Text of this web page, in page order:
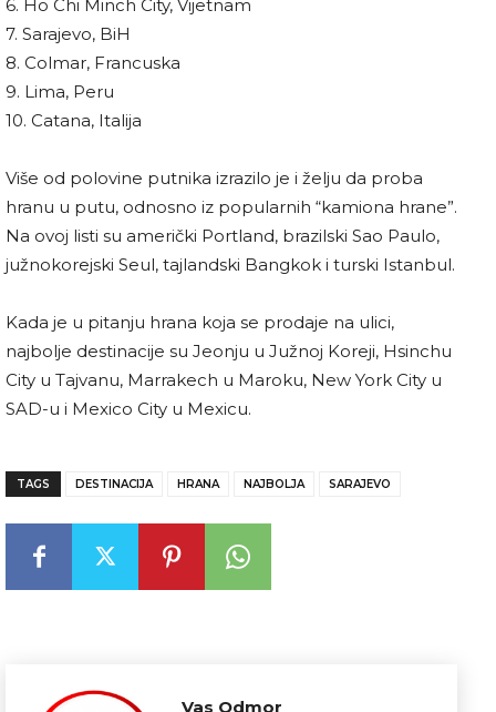
6. Ho Chi Minch City, Vijetnam
7. Sarajevo, BiH
8. Colmar, Francuska
9. Lima, Peru
10. Catana, Italija
Više od polovine putnika izrazilo je i želju da proba
hranu u putu, odnosno iz popularnih “kamiona hrane”.
Na ovoj listi su američki Portland, brazilski Sao Paulo,
južnokorejski Seul, tajlandski Bangkok i turski Istanbul.
Kada je u pitanju hrana koja se prodaje na ulici,
najbolje destinacije su Jeonju u Južnoj Koreji, Hsinchu
City u Tajvanu, Marrakech u Maroku, New York City u
SAD-u i Mexico City u Mexicu.
TAGS DESTINACIJA HRANA NAJBOLJA SARAJEVO
Vas Odmor